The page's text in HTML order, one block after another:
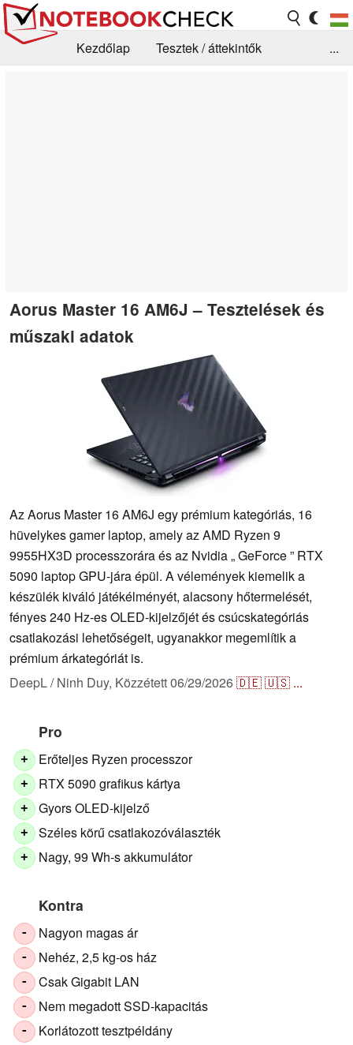
Kezdőlap
Tesztek / áttekintők
...
Aorus Master 16 AM6J – Tesztelések és
műszaki adatok
Az Aorus Master 16 AM6J egy prémium kategóriás, 16
hüvelykes gamer laptop, amely az AMD Ryzen 9
9955HX3D processzorára és az Nvidia „ GeForce ” RTX
5090 laptop GPU-jára épül. A vélemények kiemelik a
készülék kiváló játékélményét, alacsony hőtermelését,
fényes 240 Hz-es OLED-kijelzőjét és csúcskategóriás
csatlakozási lehetőségeit, ugyanakkor megemlítik a
prémium árkategóriát is.
DeepL / Ninh Duy, Közzétett06/29/2026🇩🇪🇺🇸 ...
Pro
+ Erőteljes Ryzen processzor
+ RTX 5090 grafikus kártya
+ Gyors OLED-kijelző
+ Széles körű csatlakozóválaszték
+ Nagy, 99 Wh-s akkumulátor
Kontra
- Nagyon magas ár
- Nehéz, 2,5 kg-os ház
- Csak Gigabit LAN
- Nem megadott SSD-kapacitás
- Korlátozott tesztpéldány